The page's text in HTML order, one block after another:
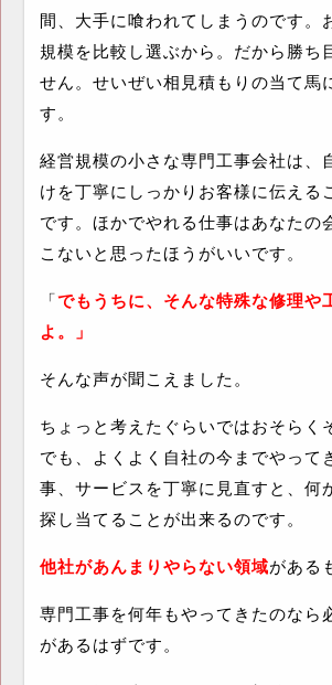
間、大手に喰われてしまうのです。
規模を比較し選ぶから。だから勝ち
せん。せいぜい相見積もりの当て馬
す。
経営規模の小さな専門工事会社は、
けを丁寧にしっかりお客様に伝える
です。ほかでやれる仕事はあなたの
こないと思ったほうがいいです。
「 でもうちに、そんな特殊な修理や
よ。」
そんな声が聞こえました。
ちょっと考えたぐらいではおそらく
でも、よくよく自社の今までやって
事、サービスを丁寧に見直すと、何
探し当てることが出来るのです。
他社があんまりやらない領域がある
専門工事を何年もやってきたのなら
があるはずです。